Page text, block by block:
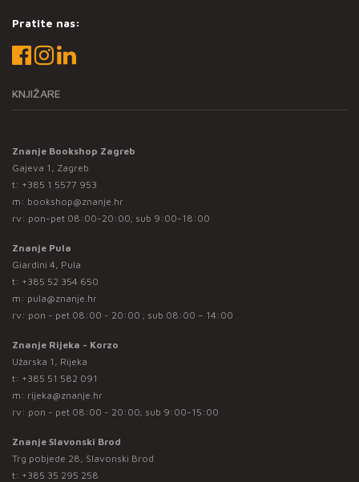
Pratite nas:
KNJIŽARE
Znanje Bookshop Zagreb
Gajeva 1, Zagreb
t: +385 1 5577 953
m: bookshop@znanje.hr
rv: pon-pet 08:00-20:00; sub 9:00-18:00
Znanje Pula
Giardini 4, Pula
t: +385 52 354 650
m: pula@znanje.hr
rv: pon - pet 08:00 - 20:00 ; sub 08:00 – 14:00
Znanje Rijeka - Korzo
Užarska 1, Rijeka
t: +385 51 582 091
m: rijeka@znanje.hr
rv: pon - pet 08:00 - 20:00; sub 9:00-15:00
Znanje Slavonski Brod
Trg pobjede 28, Slavonski Brod
t: +385 35 295 258